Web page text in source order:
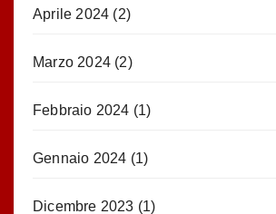
Aprile 2024 (2)
Marzo 2024 (2)
Febbraio 2024 (1)
Gennaio 2024 (1)
Dicembre 2023 (1)